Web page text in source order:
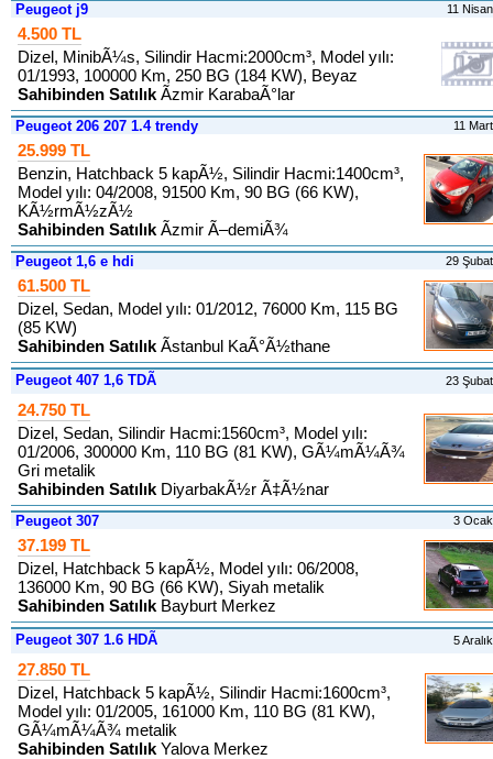
Peugeot j9 11
4.500 TL
Dizel, MinibÃ¼s, Silindir Hacmi:2000cm³, Model yılı:
01/1993, 100000 Km, 250 BG (184 KW), Beyaz
Sahibinden Satılık Ãzmir KarabaÃ°lar
Peugeot 206 207 1.4 trendy 11
25.999 TL
Benzin, Hatchback 5 kapÃ½, Silindir Hacmi:1400cm³,
Model yılı: 04/2008, 91500 Km, 90 BG (66 KW),
KÃ½rmÃ½zÃ½
Sahibinden Satılık Ãzmir Ã–demiÃ¾
Peugeot 1,6 e hdi 29
61.500 TL
Dizel, Sedan, Model yılı: 01/2012, 76000 Km, 115 BG
(85 KW)
Sahibinden Satılık Ãstanbul KaÃ°Ã½thane
Peugeot 407 1,6 TDÃ 23
24.750 TL
Dizel, Sedan, Silindir Hacmi:1560cm³, Model yılı:
01/2006, 300000 Km, 110 BG (81 KW), GÃ¼mÃ¼Ã¾
Gri metalik
Sahibinden Satılık DiyarbakÃ½r Ã‡Ã½nar
Peugeot 307 3
37.199 TL
Dizel, Hatchback 5 kapÃ½, Model yılı: 06/2008,
136000 Km, 90 BG (66 KW), Siyah metalik
Sahibinden Satılık Bayburt Merkez
Peugeot 307 1.6 HDÃ 5
27.850 TL
Dizel, Hatchback 5 kapÃ½, Silindir Hacmi:1600cm³,
Model yılı: 01/2005, 161000 Km, 110 BG (81 KW),
GÃ¼mÃ¼Ã¾ metalik
Sahibinden Satılık Yalova Merkez